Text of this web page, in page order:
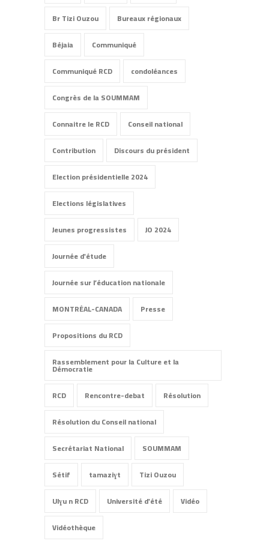
Br Tizi Ouzou
Bureaux régionaux
Béjaia
Communiqué
Communiqué RCD
condoléances
Congrès de la SOUMMAM
Connaitre le RCD
Conseil national
Contribution
Discours du président
Election présidentielle 2024
Elections législatives
Jeunes progressistes
JO 2024
Journée d'étude
Journée sur l’éducation nationale
MONTRÉAL-CANADA
Presse
Propositions du RCD
Rassemblement pour la Culture et la
Démocratie
RCD
Rencontre-debat
Résolution
Résolution du Conseil national
Secrétariat National
SOUMMAM
Sétif
tamaziɣt
Tizi Ouzou
Ulɣu n RCD
Université d'été
Vidéo
Vidéothèque